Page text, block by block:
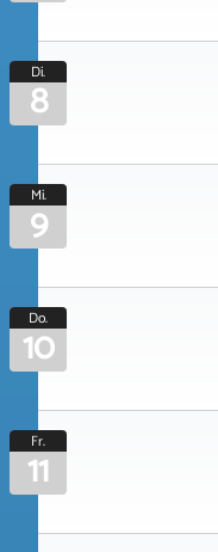
Di.
8
Mi.
9
Do.
10
Fr.
11